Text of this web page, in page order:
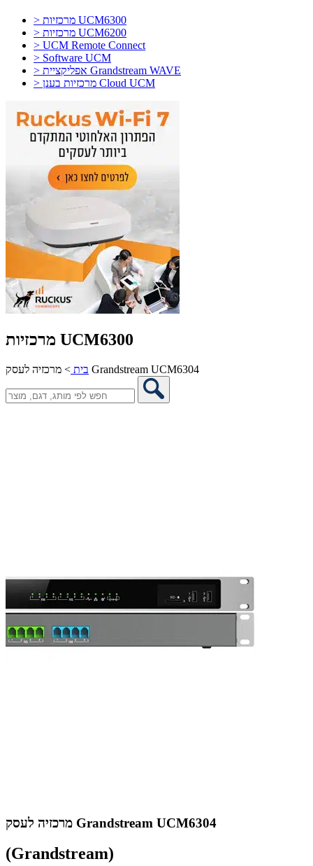
> מרכזיות UCM6300
> מרכזיות UCM6200
> UCM Remote Connect
> Software UCM
> אפליקציית Grandstream WAVE
> מרכזיות בענן Cloud UCM
מרכזיות UCM6300
בית > מרכזיה לעסק Grandstream UCM6304
מרכזיה לעסק Grandstream UCM6304
(Grandstream)